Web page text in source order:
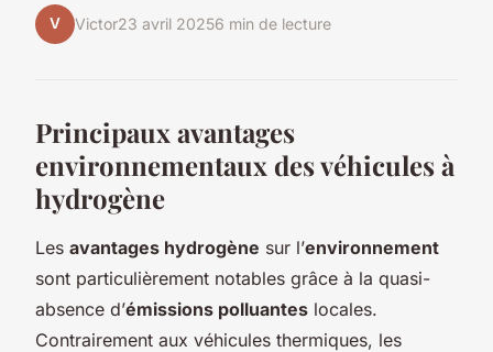
V Victor23 avril 20256 min de lecture
Principaux avantages
environnementaux des véhicules à
hydrogène
Les avantages hydrogène sur l’environnement
sont particulièrement notables grâce à la quasi-
absence d’émissions polluantes locales.
Contrairement aux véhicules thermiques, les